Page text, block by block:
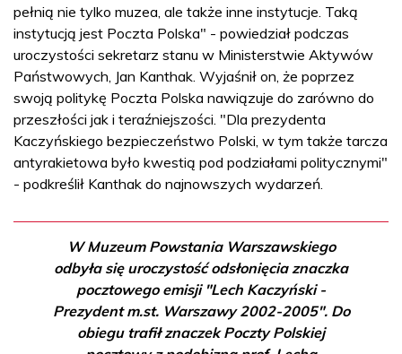
pełnią nie tylko muzea, ale także inne instytucje. Taką
instytucją jest Poczta Polska" - powiedział podczas
uroczystości sekretarz stanu w Ministerstwie Aktywów
Państwowych, Jan Kanthak. Wyjaśnił on, że poprzez
swoją politykę Poczta Polska nawiązuje do zarówno do
przeszłości jak i teraźniejszości. "Dla prezydenta
Kaczyńskiego bezpieczeństwo Polski, w tym także tarcza
antyrakietowa było kwestią pod podziałami politycznymi"
- podkreślił Kanthak do najnowszych wydarzeń.
W Muzeum Powstania Warszawskiego
odbyła się uroczystość odsłonięcia znaczka
pocztowego emisji "Lech Kaczyński -
Prezydent m.st. Warszawy 2002-2005". Do
obiegu trafił znaczek Poczty Polskiej